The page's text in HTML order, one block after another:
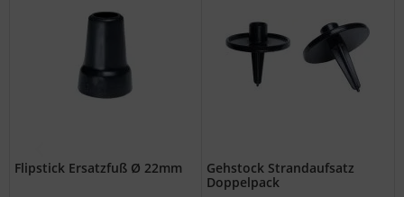
Flipstick Ersatzfuß Ø 22mm
Gehstock Strandaufsatz
Doppelpack